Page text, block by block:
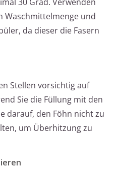
Waschmittelmenge und
da dieser die Fasern
Stellen vorsichtig auf
Sie die Füllung mit den
darauf, den Föhn nicht zu
um Überhitzung zu